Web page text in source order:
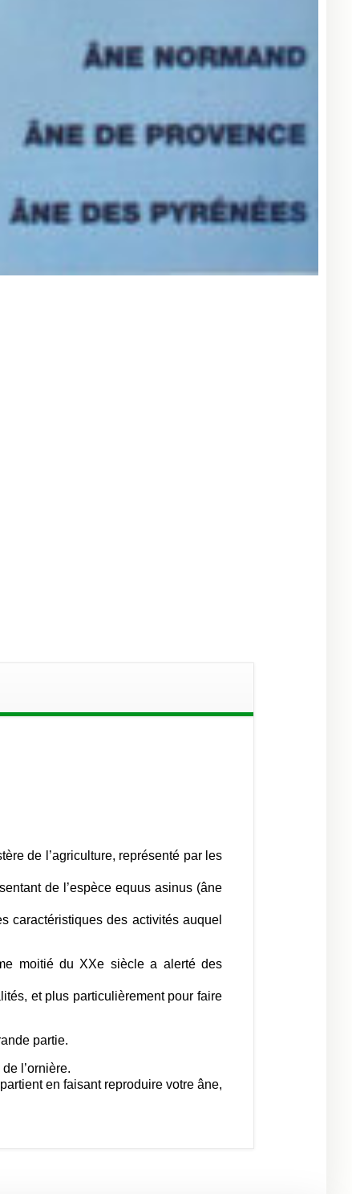
de l’agriculture, représenté par les
de l’espèce equus asinus (âne
caractéristiques des activités auquel
moitié du XXe siècle a alerté des
et plus particulièrement pour faire
partie.
l’ornière.
en faisant reproduire votre âne,